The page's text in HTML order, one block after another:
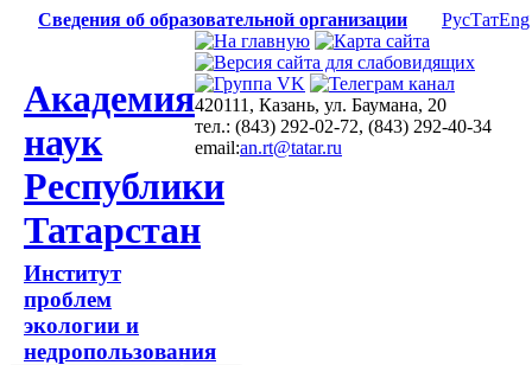
Сведения об образовательной организации РусТатEng
Академия
наук
Республики
Татарстан
Институт
проблем
экологии и
недропользования
420111, Казань, ул. Баумана, 20
тел.: (843) 292-02-72, (843) 292-40-34
email:an.rt@tatar.ru